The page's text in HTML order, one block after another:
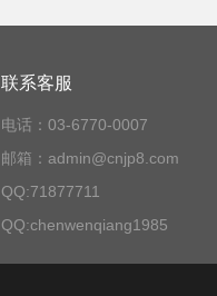
联系客服
电话：03-6770-0007
邮箱：admin@cnjp8.com
QQ:71877711
QQ:chenwenqiang1985